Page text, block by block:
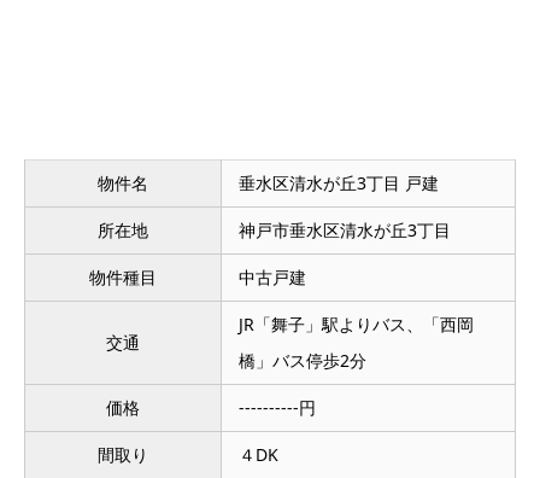
物件名 垂水区清水が丘3丁目 戸建
所在地 神戸市垂水区清水が丘3丁目
物件種目 中古戸建
交通
JR「舞子」駅よりバス、「西岡
橋」バス停歩2分
価格 ----------円
間取り ４DK